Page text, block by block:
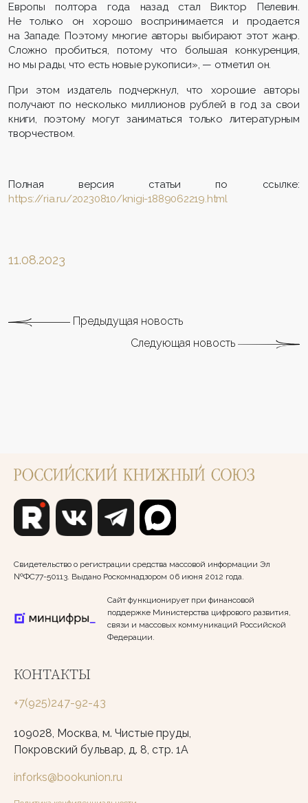
Европы полтора года назад стал Виктор Пелевин.
Не только он хорошо воспринимается и продается
на Западе. Поэтому многие авторы выбирают этот жанр.
Сложно пробиться, потому что большая конкуренция,
но мы рады, что есть новые рукописи», — отметил он.
При этом издатель подчеркнул, что хорошие авторы
получают по несколько миллионов рублей в год за свои
книги, поэтому могут заниматься только литературным
творчеством.
Полная версия статьи по ссылке:
https://ria.ru/20230810/knigi-1889062219.html
11.08.2023
Предыдущая новость
Следующая новость
Свидетельство о регистрации средства массовой информации Эл
№ФС77-50113. Выдано Роскомнадзором 06 июня 2012 года.
Сайт функционирует при финансовой
поддержке Министерства цифрового развития,
связи и массовых коммуникаций Российской
Федерации.
КОНТАКТЫ
+7(925)247-92-43
109028, Москва, м. Чистые пруды,
Покровский бульвар, д. 8, стр. 1А
inforks@bookunion.ru